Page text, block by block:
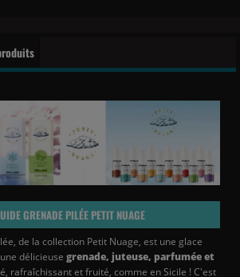
GRENADE PILÉE PETIT NUAGE
de la collection Petit Nuage, est une glace
délicieuse grenade, juteuse, parfumée et
rafraîchissant et fruité, comme en Sicile ! C'est